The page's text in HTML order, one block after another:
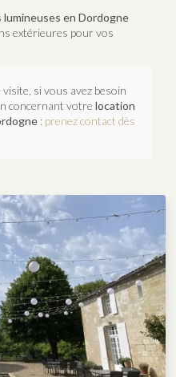
en Dordogne
extérieures pour vos
si vous avez besoin
concernant votre location
: prenez contact dès